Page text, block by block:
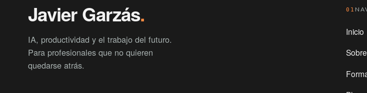
Javier Garzás.
IA, productividad y el trabajo del futuro.
Para profesionales que no quieren
quedarse atrás.
01
Inicio